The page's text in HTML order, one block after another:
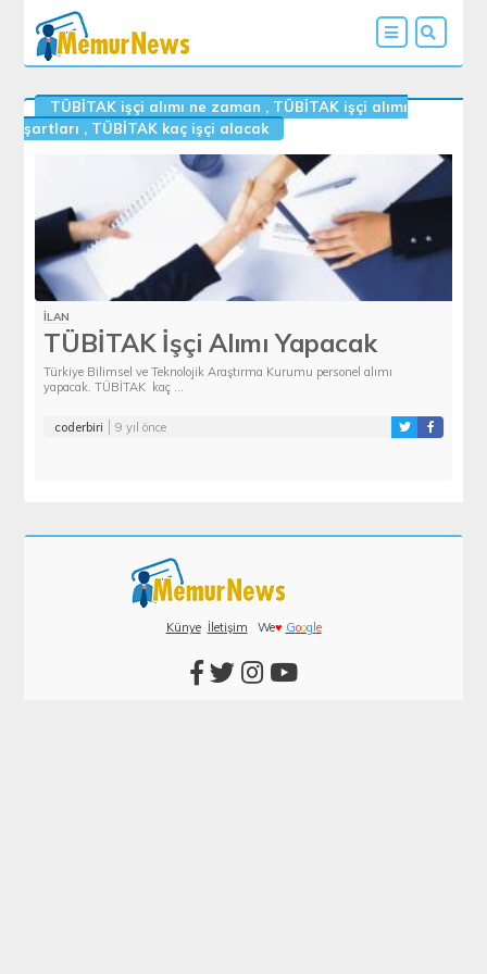
TÜBİTAK işçi alımı ne zaman , TÜBİTAK işçi alımı
şartları , TÜBİTAK kaç işçi alacak
İLAN
TÜBİTAK İşçi Alımı Yapacak
Türkiye Bilimsel ve Teknolojik Araştırma Kurumu personel alımı
yapacak. TÜBİTAK kaç ...
coderbiri 9 yıl önce
Künye İletişim We♥ Goog e